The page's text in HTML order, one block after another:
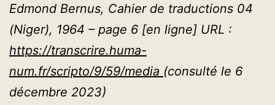
Edmond Bernus, Cahier de traductions 04
(Niger), 1964 – page 6 [en ligne] URL :
https://transcrire.huma-
num.fr/scripto/9/59/media (consulté le 6
décembre 2023)